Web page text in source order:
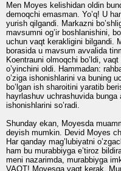
Men Moyes kelishidan oldin
demoqchi emasman. Yo’q! U
yurish qilgandi. Markazni
mavsumni og’ir boshlanishini,
uchun vaqt kerakligini bilgandi.
borasida u mavsum avvalida
Koentrauni olmoqchi bo’ldi,
o’yinchini oldi. Hammadan:
o’ziga ishonishlarini va buning
bo’lgan ish sharoitini yaratib
hayrlashuv uchrashuvida bunga
ishonishlarini so’radi.
Shunday ekan, Moyesda
deyish mumkin. Devid Moyes
Har qanday mag’lubiyatni
ham bu murabbiyga e’tiroz
meni nazarimda, murabbiyga
VAQT! Moyesga vaqt kerak.